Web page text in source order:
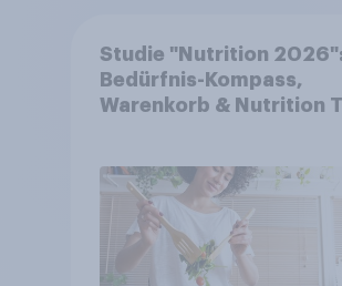
Studie "Nutrition 2026":
Bedürfnis-Kompass,
Warenkorb & Nutrition